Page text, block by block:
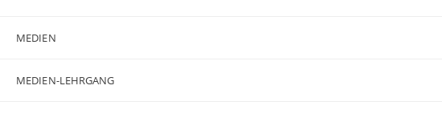
MEDIEN
MEDIEN-LEHRGANG